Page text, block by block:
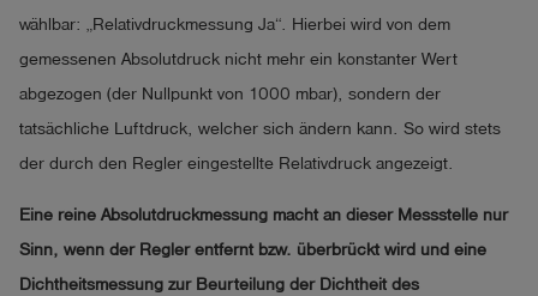
wählbar: „Relativdruckmessung Ja“. Hierbei wird von dem
gemessenen Absolutdruck nicht mehr ein konstanter Wert
abgezogen (der Nullpunkt von 1000 mbar), sondern der
tatsächliche Luftdruck, welcher sich ändern kann. So wird stets
der durch den Regler eingestellte Relativdruck angezeigt.
Eine reine Absolutdruckmessung macht an dieser Messstelle nur
Sinn, wenn der Regler entfernt bzw. überbrückt wird und eine
Dichtheitsmessung zur Beurteilung der Dichtheit des